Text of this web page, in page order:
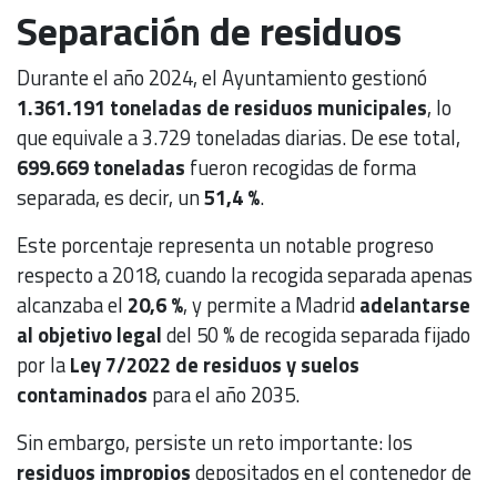
Separación de residuos
Durante el año 2024, el Ayuntamiento gestionó
1.361.191 toneladas de residuos municipales, lo
que equivale a 3.729 toneladas diarias. De ese total,
699.669 toneladas fueron recogidas de forma
separada, es decir, un51,4 %.
Este porcentaje representa un notable progreso
respecto a 2018, cuando la recogida separada apenas
alcanzaba el 20,6 %, y permite a Madridadelantarse
al objetivo legaldel 50 % de recogida separada fijado
por laLey 7/2022 de residuos y suelos
contaminados para el año 2035.
Sin embargo, persiste un reto importante: los
residuos impropiosdepositados en el contenedor de